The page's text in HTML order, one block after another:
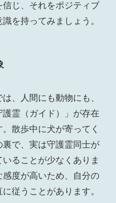
じ、それをポジティブ
を持ってみましょう。
、人間にも動物にも、
霊（ガイド）」が存在
散歩中に犬が寄ってく
で、実は守護霊同士が
ることが少なくありま
度が高いため、自分の
従うことがあります。